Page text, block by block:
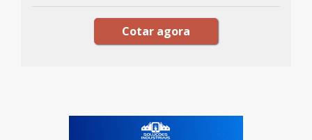
Cotar agora